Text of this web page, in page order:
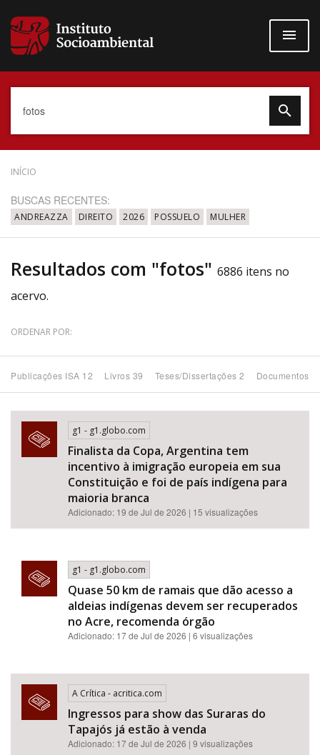
para
conteúdo
Data do Documento
Até
Tema
Subtema
Área de Levantamento
Área Protegida
INÍCIO
BUSCAS RECENTES:
ANDREAZZA DIREITO 2026 POSSUELO MULHER
Resultados com "fotos" 6886 itens no
acervo.
ORDENAR POR:
Publicações ISA 12 Livros 39 Teses/Dissertações 2 Documentos
g1 - g1.globo.com
Finalista da Copa, Argentina tem
incentivo à imigração europeia em sua
Constituição e foi de país indígena para
maioria branca
Adicionado: 19 de Jul de 2026 | 15 visualizações
g1 - g1.globo.com
Quase 50 km de ramais que dão acesso a
aldeias indígenas devem ser recuperados
no Acre, recomenda órgão
Adicionado: 17 de Jul de 2026 | 6 visualizações
A Crítica - acritica.com
Ingressos para show das Suraras do
Tapajós já estão à venda
Adicionado: 17 de Jul de 2026 | 9 visualizações